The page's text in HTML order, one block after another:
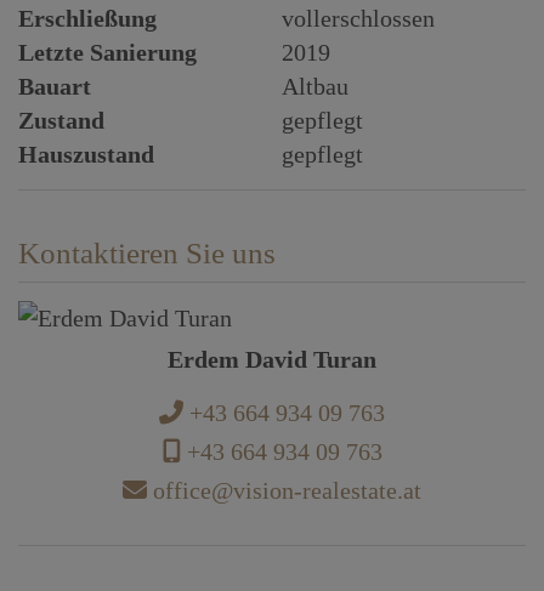
Erschließung
vollerschlossen
Letzte Sanierung
2019
Bauart
Altbau
Zustand
gepflegt
Hauszustand
gepflegt
Kontaktieren Sie uns
Erdem David Turan
+43 664 934 09 763
+43 664 934 09 763
office@vision-realestate.at